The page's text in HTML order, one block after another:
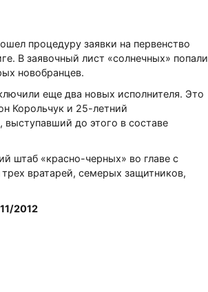
процедуру заявки на первенство
В заявочный лист «солнечных» попали
новобранцев.
еще два новых исполнителя. Это
Корольчук и 25-летний
до этого в составе
штаб «красно-черных» во главе с
вратарей, семерых защитников,
2012